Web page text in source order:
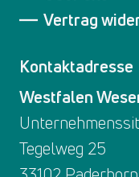
Vertrag
Kontaktadresse
Westfalen
Tegelweg 25